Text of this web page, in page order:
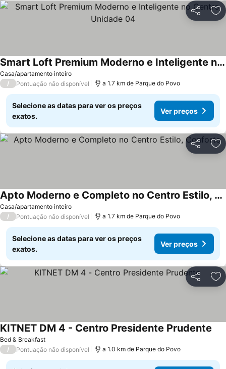
Partilhar
Casa/apartamento inteiro
Smart Loft Premium Moderno e Inteligente no Centro Unidade 04
/ Pontuação não disponível a 1.7 km de Parque do Povo
Selecione as datas para ver os preços
exatos.
Ver preços
Partilhar
Casa/apartamento inteiro
Apto Moderno e Completo no Centro Estilo, Conforto
/ Pontuação não disponível a 1.7 km de Parque do Povo
Selecione as datas para ver os preços
exatos.
Ver preços
Partilhar
Bed & Breakfast
KITNET DM 4 - Centro Presidente Prudente
/ Pontuação não disponível a 1.0 km de Parque do Povo